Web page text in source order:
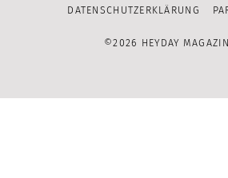
DATENSCHUTZERKLÄRUNG
©2026 HEYDAY